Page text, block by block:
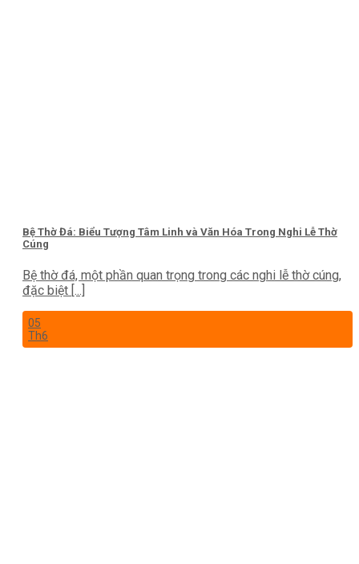
Bệ Thờ Đá: Biểu Tượng Tâm Linh và Văn Hóa Trong Nghi Lễ Thờ
Cúng
Bệ thờ đá, một phần quan trọng trong các nghi lễ thờ cúng,
đặc biệt [...]
05
Th6